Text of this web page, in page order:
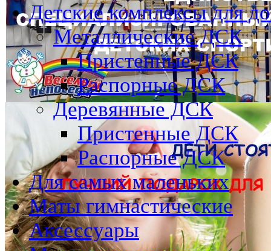
Детские комплексы для
Металлические ДСК
Пристенные ДСК
Распорные ДСК
Деревянные ДСК
Пристенные ДСК
Распорные ДСК
Для самых маленьких
Маты гимнастические
Аксессуары